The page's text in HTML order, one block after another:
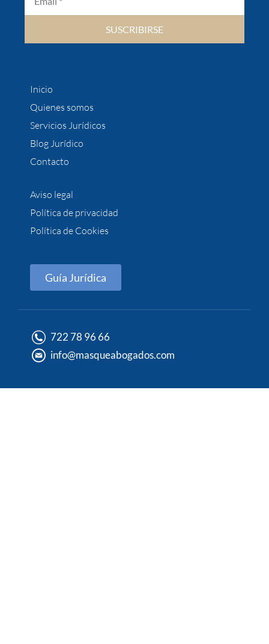
SUSCRIBIRSE
Inicio
Quienes somos
Servicios Jurídicos
Blog Jurídico
Contacto
Aviso legal
Política de privacidad
Política de Cookies
Guía Jurídica
722 78 96 66
info@masqueabogados.com